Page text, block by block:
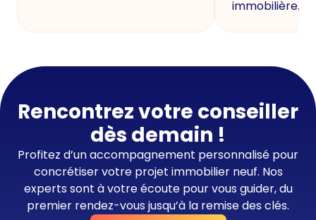
immobilière.
Rencontrez votre conseiller
dès demain !
Profitez d’un accompagnement personnalisé pour
concrétiser votre projet immobilier neuf. Nos
experts sont à votre écoute pour vous guider, du
premier rendez-vous jusqu’à la remise des clés.